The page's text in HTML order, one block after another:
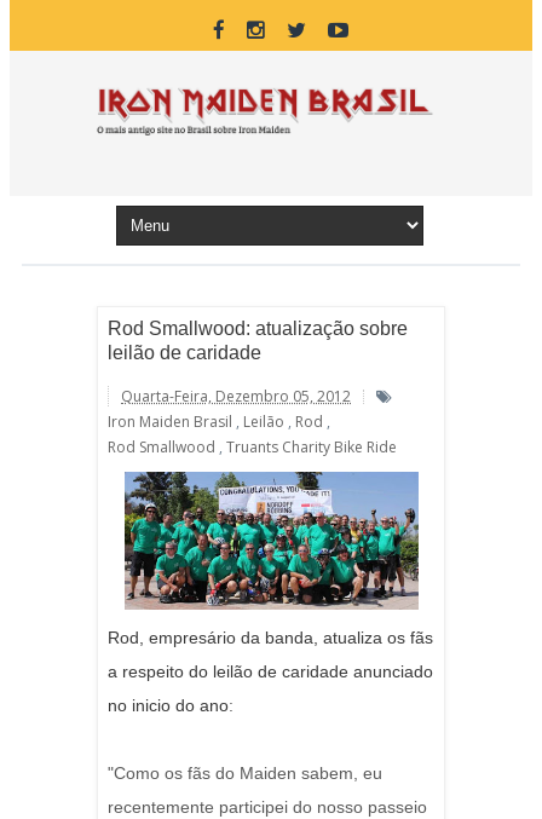
Rod Smallwood: atualização sobre
leilão de caridade
Quarta-Feira, Dezembro 05, 2012
Iron Maiden Brasil , Leilão , Rod ,
Rod Smallwood , Truants Charity Bike Ride
Rod, empresário da banda, atualiza os fãs
a respeito do leilão de caridade anunciado
no inicio do ano:
"Como os fãs do Maiden sabem, eu
recentemente participei do nosso passeio